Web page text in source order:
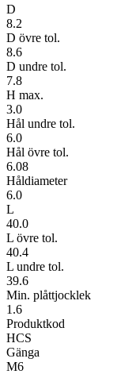
D
8.2
D övre tol.
8.6
D undre tol.
7.8
H max.
3.0
Hål undre tol.
6.0
Hål övre tol.
6.08
Håldiameter
6.0
L
40.0
L övre tol.
40.4
L undre tol.
39.6
Min. plåttjocklek
1.6
Produktkod
HCS
Gänga
M6